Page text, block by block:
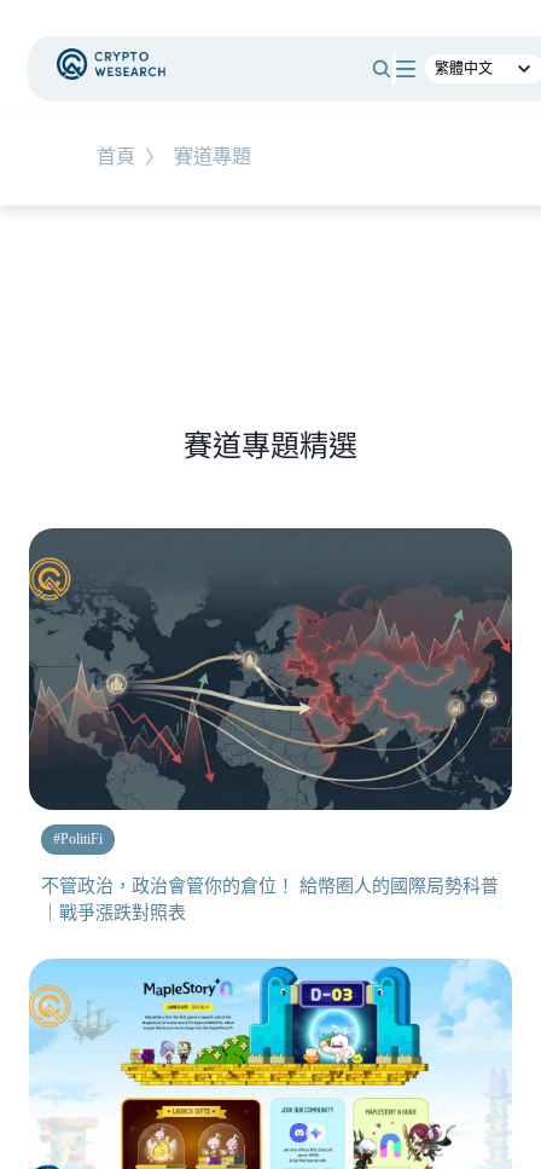
首頁 〉 賽道專題
新手教學 #基礎知識
賽道專題精選
#PolitiFi
不管政治，政治會管你的倉位！ 給幣圈人的國際局勢科普
｜戰爭漲跌對照表